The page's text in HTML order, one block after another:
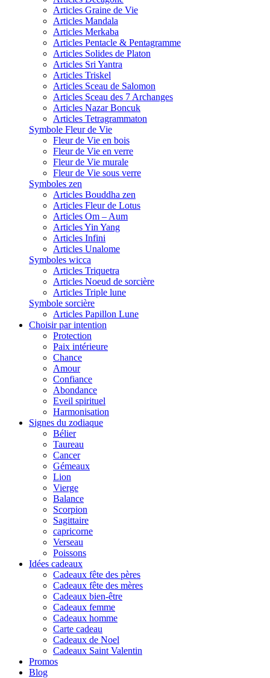
Articles Graine de Vie
Articles Mandala
Articles Merkaba
Articles Pentacle & Pentagramme
Articles Solides de Platon
Articles Sri Yantra
Articles Triskel
Articles Sceau de Salomon
Articles Sceau des 7 Archanges
Articles Nazar Boncuk
Articles Tetragrammaton
Symbole Fleur de Vie
Fleur de Vie en bois
Fleur de Vie en verre
Fleur de Vie murale
Fleur de Vie sous verre
Symboles zen
Articles Bouddha zen
Articles Fleur de Lotus
Articles Om – Aum
Articles Yin Yang
Articles Infini
Articles Unalome
Symboles wicca
Articles Triquetra
Articles Noeud de sorcière
Articles Triple lune
Symbole sorcière
Articles Papillon Lune
Choisir par intention
Protection
Paix intérieure
Chance
Amour
Confiance
Abondance
Eveil spirituel
Harmonisation
Signes du zodiaque
Bélier
Taureau
Cancer
Gémeaux
Lion
Vierge
Balance
Scorpion
Sagittaire
capricorne
Verseau
Poissons
Idées cadeaux
Cadeaux fête des pères
Cadeaux fête des mères
Cadeaux bien-être
Cadeaux femme
Cadeaux homme
Carte cadeau
Cadeaux de Noel
Cadeaux Saint Valentin
Promos
Blog